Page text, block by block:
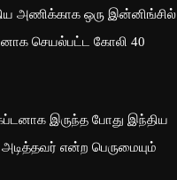
அணிக்காக ஒரு இன்னிங்சில்
செயல்பட்ட கோலி 40
இருந்த போது இந்திய
என்ற பெருமையும்